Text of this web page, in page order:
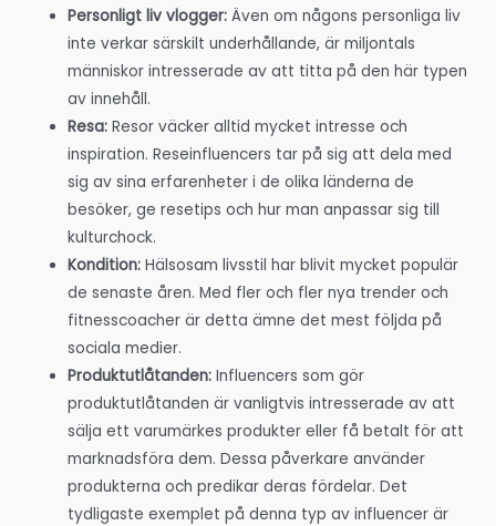
Personligt liv vlogger:Även om någons personliga liv
inte verkar särskilt underhållande, är miljontals
människor intresserade av att titta på den här typen
av innehåll.
Resa:Resor väcker alltid mycket intresse och
inspiration. Reseinfluencers tar på sig att dela med
sig av sina erfarenheter i de olika länderna de
besöker, ge resetips och hur man anpassar sig till
kulturchock.
Kondition: Hälsosam livsstil har blivit mycket populär
de senaste åren. Med fler och fler nya trender och
fitnesscoacher är detta ämne det mest följda på
sociala medier.
Produktutlåtanden: Influencers som gör
produktutlåtanden är vanligtvis intresserade av att
sälja ett varumärkes produkter eller få betalt för att
marknadsföra dem. Dessa påverkare använder
produkterna och predikar deras fördelar. Det
tydligaste exemplet på denna typ av influencer är